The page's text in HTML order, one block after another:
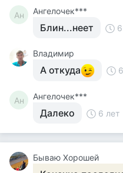
Ан Ангелочек***
Блин...неет
Владимир
А откуда
Ан Ангелочек***
Далеко 6 лет
Бываю Хорошей